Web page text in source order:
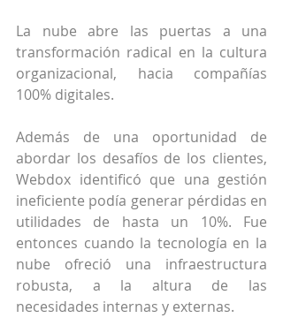
La nube abre las puertas a una
transformación radical en la cultura
organizacional, hacia compañías
100% digitales.
Además de una oportunidad de
abordar los desafíos de los clientes,
Webdox identificó que una gestión
ineficiente podía generar pérdidas en
utilidades de hasta un 10%. Fue
entonces cuando la tecnología en la
nube ofreció una infraestructura
robusta, a la altura de las
necesidades internas y externas.